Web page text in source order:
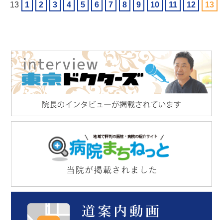
13
1 2 3 4 5 6 7 8 9 10 11 12 13